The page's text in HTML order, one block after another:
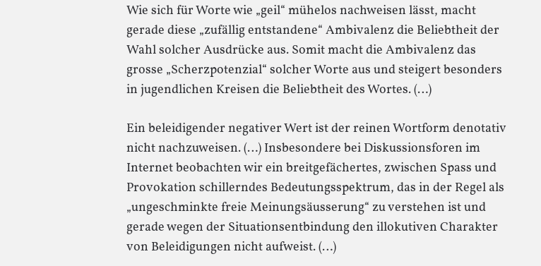
Wie sich für Worte wie „geil“ mühelos nachweisen lässt, macht
gerade diese „zufällig entstandene“ Ambivalenz die Beliebtheit der
Wahl solcher Ausdrücke aus. Somit macht die Ambivalenz das
grosse „Scherzpotenzial“ solcher Worte aus und steigert besonders
in jugendlichen Kreisen die Beliebtheit des Wortes. (…)
Ein beleidigender negativer Wert ist der reinen Wortform denotativ
nicht nachzuweisen. (…) Insbesondere bei Diskussionsforen im
Internet beobachten wir ein breitgefächertes, zwischen Spass und
Provokation schillerndes Bedeutungsspektrum, das in der Regel als
„ungeschminkte freie Meinungsäusserung“ zu verstehen ist und
gerade wegen der Situationsentbindung den illokutiven Charakter
von Beleidigungen nicht aufweist. (…)